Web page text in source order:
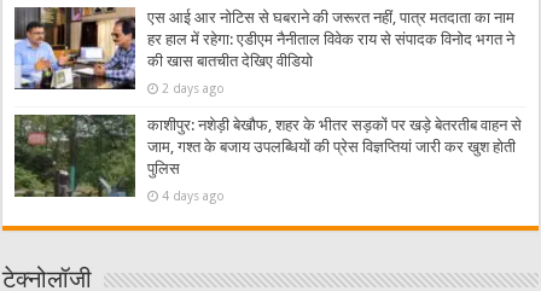
एस आई आर नोटिस से घबराने की जरूरत नहीं, पात्र मतदाता का नाम
हर हाल में रहेगा: एडीएम नैनीताल विवेक राय से संपादक विनोद भगत ने
की खास बातचीत देखिए वीडियो
2 days ago
काशीपुर: नशेड़ी बेखौफ, शहर के भीतर सड़कों पर खड़े बेतरतीब वाहन से
जाम, गश्त के बजाय उपलब्धियों की प्रेस विज्ञप्तियां जारी कर खुश होती
पुलिस
4 days ago
टेक्नोलॉजी